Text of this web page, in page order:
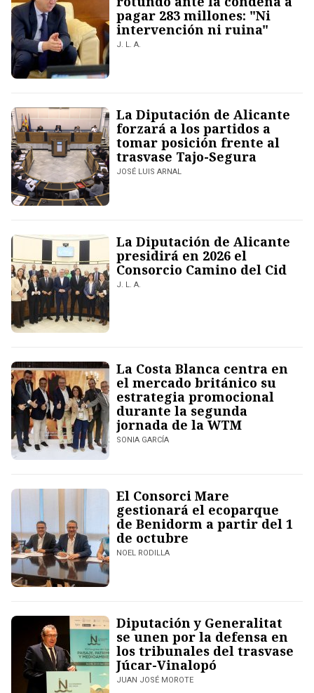
pagar 283 millones: "Ni
intervención ni ruina"
J. L. A.
La Diputación de Alicante
forzará a los partidos a
tomar posición frente al
trasvase Tajo-Segura
JOSÉ LUIS ARNAL
La Diputación de Alicante
presidirá en 2026 el
Consorcio Camino del Cid
J. L. A.
La Costa Blanca centra en
el mercado británico su
estrategia promocional
durante la segunda
jornada de la WTM
SONIA GARCÍA
El Consorci Mare
gestionará el ecoparque
de Benidorm a partir del 1
de octubre
NOEL RODILLA
Diputación y Generalitat
se unen por la defensa en
los tribunales del trasvase
Júcar-Vinalopó
JUAN JOSÉ MOROTE